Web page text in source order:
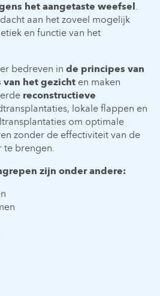
het aangetaste weefsel.
aan het zoveel mogelijk
en functie van het
bedreven in de principes van
van het gezicht en maken
reconstructieve
lokale flappen en
om optimale
zonder de effectiviteit van de
te brengen.
zijn onder andere: